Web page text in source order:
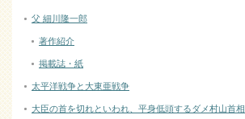
父 細川隆一郎
著作紹介
掲載誌・紙
太平洋戦争と大東亜戦争
大臣の首を切れといわれ、平身低頭するダメ村山首相